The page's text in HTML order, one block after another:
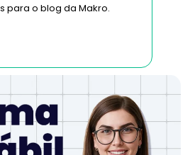
para o blog da Makro.